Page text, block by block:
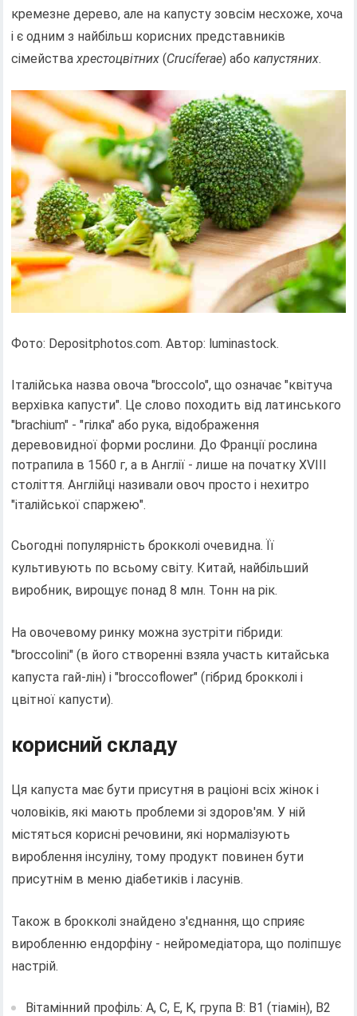
кремезне дерево, але на капусту зовсім несхоже, хоча
і є одним з найбільш корисних представників
сімействахрестоцвітних (Crucíferae) абокапустяних.
Фото: Depositphotos.com. Автор: luminastock.
Італійська назва овоча "broccolo", що означає "квітуча
верхівка капусти". Це слово походить від латинського
"brachium" - "гілка" або рука, відображення
деревовидної форми рослини. До Франції рослина
потрапила в 1560 г, а в Англії - лише на початку XVIII
століття. Англійці називали овоч просто і нехитро
"італійської спаржею".
Сьогодні популярність брокколі очевидна. Її
культивують по всьому світу. Китай, найбільший
виробник, вирощує понад 8 млн. Тонн на рік.
На овочевому ринку можна зустріти гібриди:
"broccolini" (в його створенні взяла участь китайська
капуста гай-лін) і "broccoflower" (гібрид брокколі і
цвітної капусти).
корисний складу
Ця капуста має бути присутня в раціоні всіх жінок і
чоловіків, які мають проблеми зі здоров'ям. У ній
містяться корисні речовини, які нормалізують
вироблення інсуліну, тому продукт повинен бути
присутнім в меню діабетиків і ласунів.
Також в брокколі знайдено з'єднання, що сприяє
виробленню ендорфіну - нейромедіатора, що поліпшує
настрій.
Вітамінний профіль: A, C, E, K, група B: B1 (тіамін), B2